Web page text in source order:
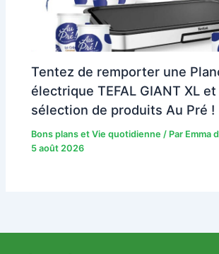
Tentez de remporter une
électrique TEFAL GIANT XL
sélection de produits Au Pré !
Bons plans et Vie quotidienne / Par Emma
5 août 2026